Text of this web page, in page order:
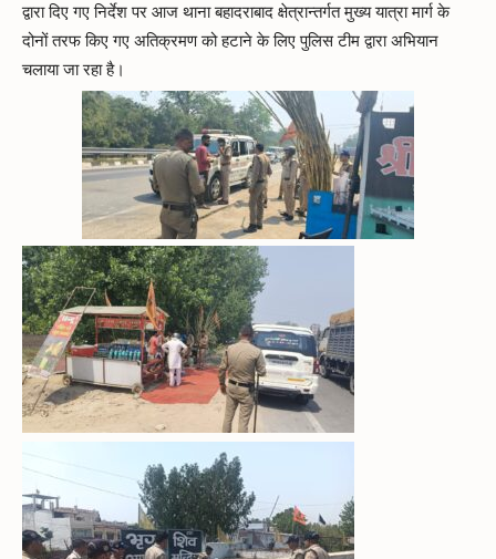
द्वारा दिए गए निर्देश पर आज थाना बहादराबाद क्षेत्रान्तर्गत मुख्य यात्रा मार्ग के
दोनों तरफ किए गए अतिक्रमण को हटाने के लिए पुलिस टीम द्वारा अभियान
चलाया जा रहा है।